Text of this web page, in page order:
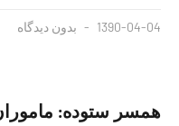
1390-04-04 بدون دیدگاه
همسر ستوده: